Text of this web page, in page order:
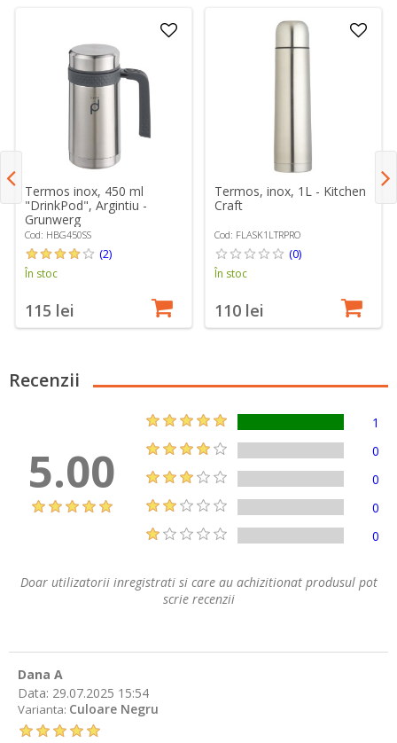
Termos inox, 450 ml
"DrinkPod", Argintiu -
Grunwerg
Cod: HBG450SS
(2)
În stoc
115 lei
Termos, inox, 1L - Kitchen
Craft
Cod: FLASK1LTRPRO
(0)
În stoc
110 lei
Recenzii
5.00
1
0
0
0
0
Doar utilizatorii inregistrati si care au achizitionat produsul pot
scrie recenzii
Dana A
Data: 29.07.2025 15:54
Varianta: Culoare Negru